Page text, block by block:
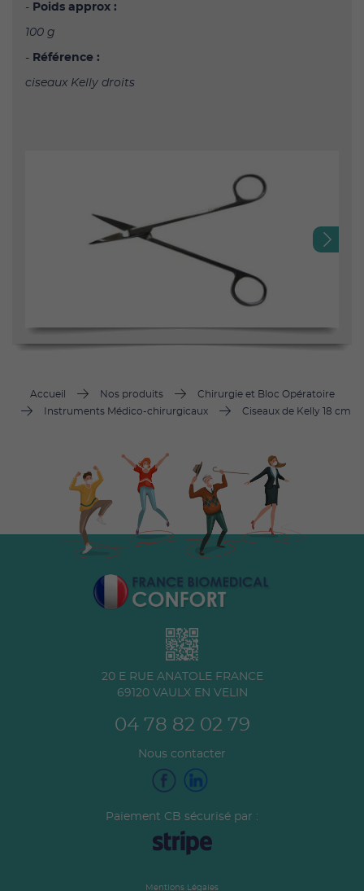
- Poids approx :
100 g
- Référence :
ciseaux Kelly droits
Accueil Nos produits
Chirurgie et Bloc Opératoire
Instruments Médico-chirurgicaux
Ciseaux de Kelly 18 cm
20 E RUE ANATOLE FRANCE
69120 VAULX EN VELIN
04 78 82 02 79
Nous contacter
Paiement CB sécurisé par :
Mentions Légales